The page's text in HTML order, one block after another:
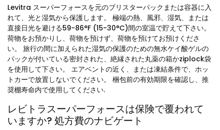
Levitra スーパーフォースを元のブリスターパックまたは容器に入
れて、光と湿気から保護します。 極端の熱、風邪、湿気、または
直接日光を避ける59-86°F (15-30°C)間の室温で貯えて下さい。
荷物をお預かりし、荷物を預けず、荷物を預けてお預けくださ
い。 旅行の間に加えられた湿気の保護のための無水ケイ酸ゲルの
パックが付いている密封された、絶縁された丸薬の箱かziplock袋
を使用して下さい。 エアベントの近く、または凍結条件で、ホッ
トカーで放置しないでください。 梱包前の有効期限を確認し、推
奨棚寿命内で使用してください.
レビトラスーパーフォースは保険で覆われて
いますか? 処方費のナビゲート